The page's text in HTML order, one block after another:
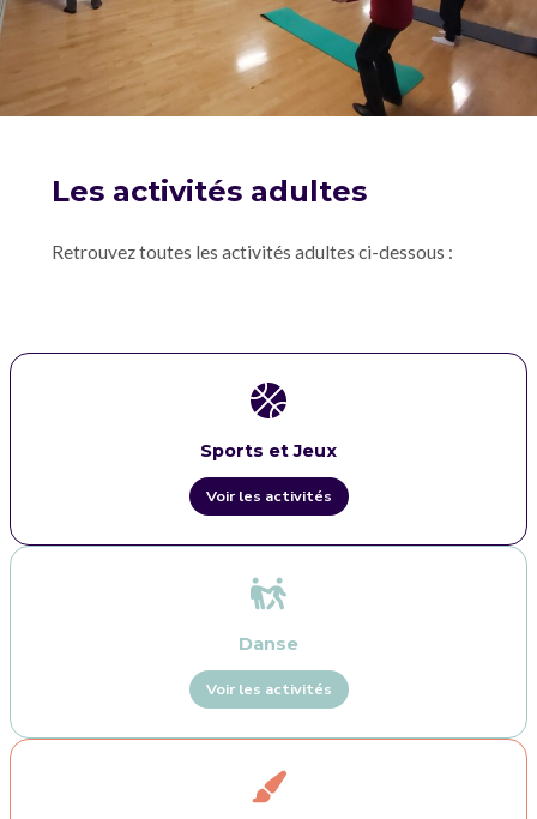
Les activités adultes
Retrouvez toutes les activités adultes ci-dessous :
Sports et Jeux
Voir les activités
Danse
Voir les activités